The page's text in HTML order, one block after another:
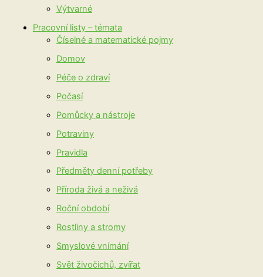
Výtvarné
Pracovní listy – témata
Číselné a matematické pojmy
Domov
Péče o zdraví
Počasí
Pomůcky a nástroje
Potraviny
Pravidla
Předměty denní potřeby
Příroda živá a neživá
Roční období
Rostliny a stromy
Smyslové vnímání
Svět živočichů, zvířat